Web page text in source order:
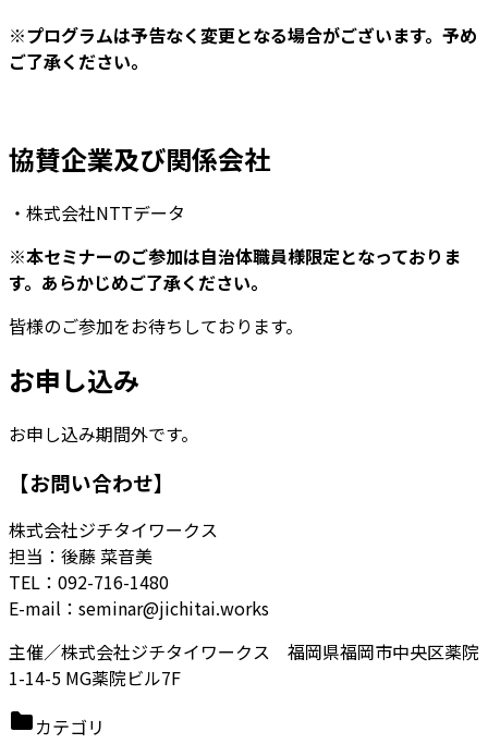
※プログラムは予告なく変更となる場合がございます。予め
ご了承ください。
協賛企業及び関係会社
・株式会社NTTデータ
※本セミナーのご参加は自治体職員様限定となっておりま
す。あらかじめご了承ください。
皆様のご参加をお待ちしております。
お申し込み
お申し込み期間外です。
【お問い合わせ】
株式会社ジチタイワークス
担当：後藤 菜音美
TEL：092-716-1480
E-mail：seminar@jichitai.works
主催／株式会社ジチタイワークス 福岡県福岡市中央区薬院
1-14-5 MG薬院ビル7F
カテゴリ